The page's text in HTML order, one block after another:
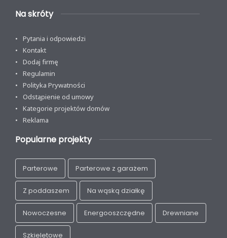
Na skróty
Pytania i odpowiedzi
Kontakt
Dodaj firmę
Regulamin
Polityka Prywatności
Odstąpienie od umowy
Kategorie projektów domów
Reklama
Popularne projekty
Parterowe Parterowe z garażem
Z poddaszem Na wąską działkę
Nowoczesne Energooszczędne Drewniane
Szkieletowe